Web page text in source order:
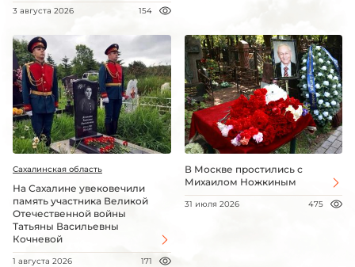
3 августа 2026 154
Сахалинская область
На Сахалине увековечили
память участника Великой
Отечественной войны
Татьяны Васильевны
Кочневой
1 августа 2026 171
В Москве простились с
Михаилом Ножкиным
31 июля 2026 475